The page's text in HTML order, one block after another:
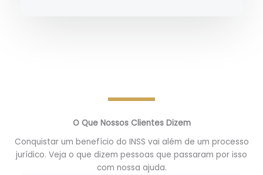
O Que Nossos Clientes Dizem
Conquistar um benefício do INSS vai além de um processo
jurídico. Veja o que dizem pessoas que passaram por isso
com nossa ajuda.